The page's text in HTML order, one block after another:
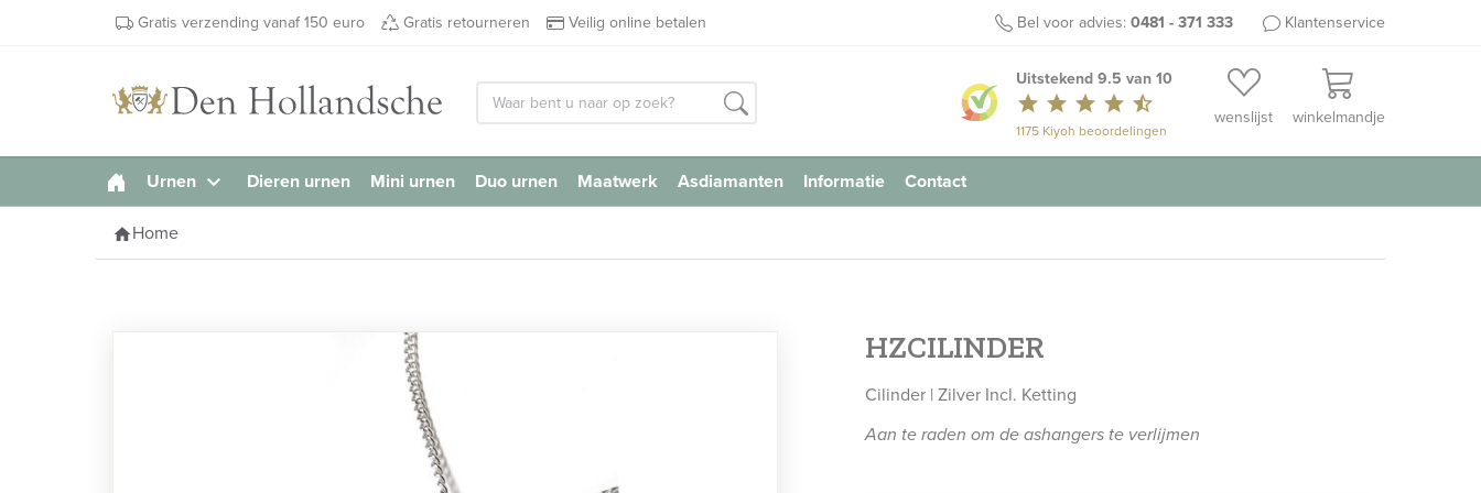
Gratis verzending vanaf 150 euro Gratis retourneren Veilig online betalen Bel voor advies:0481 - 371 333 Klantenservice
wenslijst winkelmandje
Uitstekend 9.5 van 10
star star star star star_half
1175 Kiyoh beoordelingen
Urnen keyboard_arrow_down Dieren urnen Mini urnen Duo urnen Maatwerk Asdiamanten Informatie Contact
Home
HZCILINDER
Cilinder | Zilver Incl. Ketting
Aan te raden om de ashangers te verlijmen